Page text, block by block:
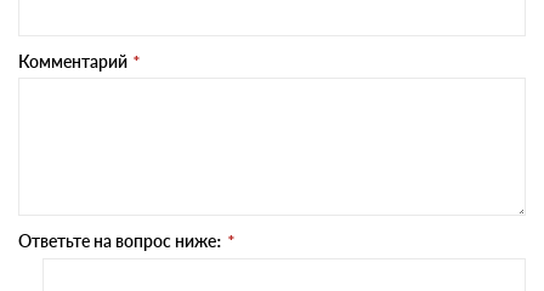
Комментарий
Ответьте на вопрос ниже: